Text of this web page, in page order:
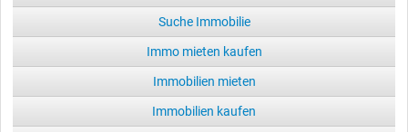
Suche Immobilie
Immo mieten kaufen
Immobilien mieten
Immobilien kaufen